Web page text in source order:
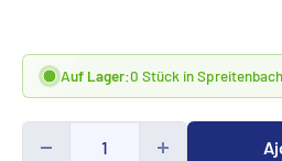
Auf Lager:0 Stück in Spreitenbach